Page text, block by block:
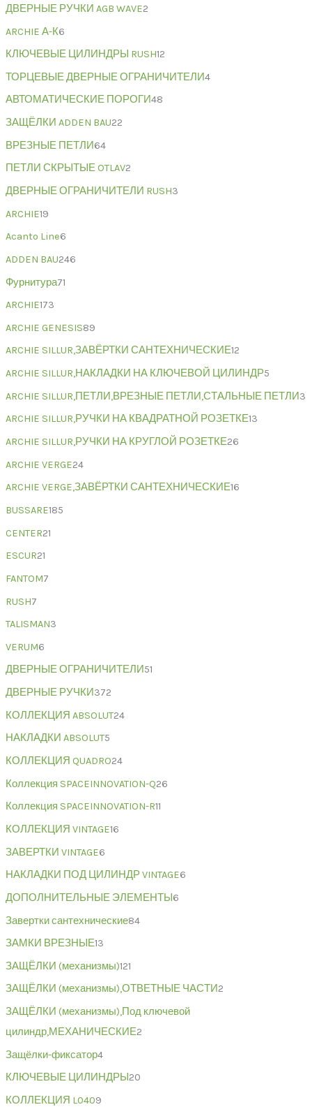
ДВЕРНЫЕ РУЧКИ AGB WAVE2
ARCHIE А-К6
КЛЮЧЕВЫЕ ЦИЛИНДРЫ RUSH12
ТОРЦЕВЫЕ ДВЕРНЫЕ ОГРАНИЧИТЕЛИ4
АВТОМАТИЧЕСКИЕ ПОРОГИ48
ЗАЩЁЛКИ ADDEN BAU22
ВРЕЗНЫЕ ПЕТЛИ64
ПЕТЛИ СКРЫТЫЕ OTLAV2
ДВЕРНЫЕ ОГРАНИЧИТЕЛИ RUSH3
ARCHIE19
Acanto Line6
ADDEN BAU246
Фурнитура71
ARCHIE173
ARCHIE GENESIS89
ARCHIE SILLUR,ЗАВЁРТКИ САНТЕХНИЧЕСКИЕ12
ARCHIE SILLUR,НАКЛАДКИ НА КЛЮЧЕВОЙ ЦИЛИНДР5
ARCHIE SILLUR,ПЕТЛИ,ВРЕЗНЫЕ ПЕТЛИ,СТАЛЬНЫЕ ПЕТЛИ3
ARCHIE SILLUR,РУЧКИ НА КВАДРАТНОЙ РОЗЕТКЕ13
ARCHIE SILLUR,РУЧКИ НА КРУГЛОЙ РОЗЕТКЕ26
ARCHIE VERGE24
ARCHIE VERGE,ЗАВЁРТКИ САНТЕХНИЧЕСКИЕ16
BUSSARE185
CENTER21
ESCUR21
FANTOM7
RUSH7
TALISMAN3
VERUM6
ДВЕРНЫЕ ОГРАНИЧИТЕЛИ51
ДВЕРНЫЕ РУЧКИ372
КОЛЛЕКЦИЯ ABSOLUT24
НАКЛАДКИ ABSOLUT5
КОЛЛЕКЦИЯ QUADRO24
Коллекция SPACEINNOVATION-Q26
Коллекция SPACEINNOVATION-R11
КОЛЛЕКЦИЯ VINTAGE16
ЗАВЕРТКИ VINTAGE6
НАКЛАДКИ ПОД ЦИЛИНДР VINTAGE6
ДОПОЛНИТЕЛЬНЫЕ ЭЛЕМЕНТЫ 6
Завертки сантехнические84
ЗАМКИ ВРЕЗНЫЕ13
ЗАЩЁЛКИ (механизмы)121
ЗАЩЁЛКИ (механизмы),ОТВЕТНЫЕ ЧАСТИ2
ЗАЩЁЛКИ (механизмы),Под ключевой
цилиндр,МЕХАНИЧЕСКИЕ2
Защёлки-фиксатор4
КЛЮЧЕВЫЕ ЦИЛИНДРЫ 20
КОЛЛЕКЦИЯ L0409